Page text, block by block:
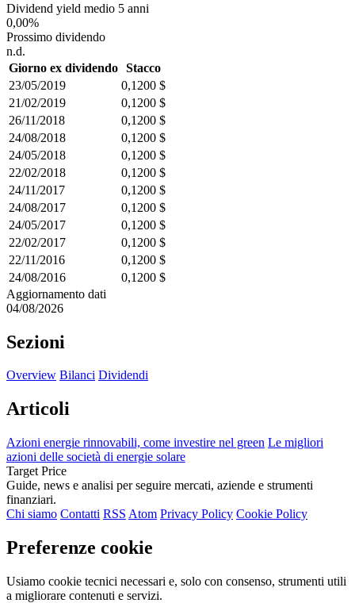
Dividend yield medio 5 anni
0,00%
Prossimo dividendo
n.d.
Giorno ex dividendo Stacco
23/05/2019
0,1200 $
21/02/2019
0,1200 $
26/11/2018
0,1200 $
24/08/2018
0,1200 $
24/05/2018
0,1200 $
22/02/2018
0,1200 $
24/11/2017
0,1200 $
24/08/2017
0,1200 $
24/05/2017
0,1200 $
22/02/2017
0,1200 $
22/11/2016
0,1200 $
24/08/2016
0,1200 $
Aggiornamento dati
04/08/2026
Sezioni
Overview Bilanci Dividendi
Articoli
Azioni energie rinnovabili, come investire nel green Le migliori
azioni delle società di energie solare
Target Price
Guide, news e analisi per seguire mercati, aziende e strumenti
finanziari.
Chi siamo Contatti RSS Atom Privacy Policy Cookie Policy
Preferenze cookie
Usiamo cookie tecnici necessari e, solo con consenso, strumenti utili
a migliorare contenuti e servizi.